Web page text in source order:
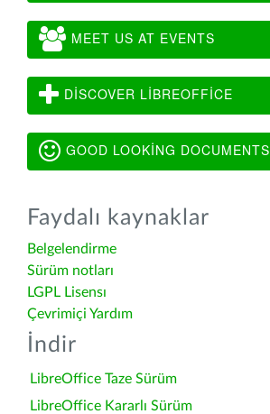
MEET US AT EVENTS
DISCOVER LIBREOFFICE
GOOD LOOKING DOCUMENTS
Faydalı kaynaklar
Belgelendirme
Sürüm notları
LGPL Lisensı
Çevrimiçi Yardım
İndir
LibreOffice Taze Sürüm
LibreOffice Kararlı Sürüm